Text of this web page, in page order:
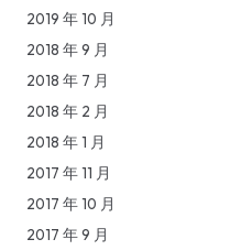
2019 年 10 月
2018 年 9 月
2018 年 7 月
2018 年 2 月
2018 年 1 月
2017 年 11 月
2017 年 10 月
2017 年 9 月